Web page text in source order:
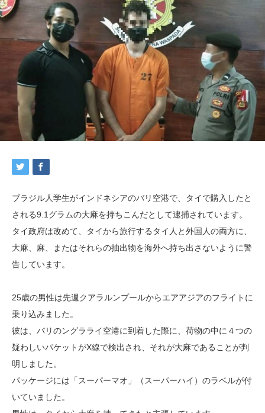
ブラジル人学生がインドネシアのバリ空港で、タイで購入したと
される9.1グラムの大麻を持ちこんだとして逮捕されています。
タイ政府は改めて、タイから旅行するタイ人と外国人の両方に、
大麻、麻、またはそれらの抽出物を海外へ持ち出さないように警
告しています。
25歳の男性は先週クアラルンプールからエアアジアのフライトに
乗り込みました。
彼は、バリのングラライ空港に到着した際に、荷物の中に４つの
疑わしいパケットがX線で検出され、それが大麻であることが判
明しました。
パッケージには「スーパーマオ」（スーパーハイ）のラベルが付
いていました。